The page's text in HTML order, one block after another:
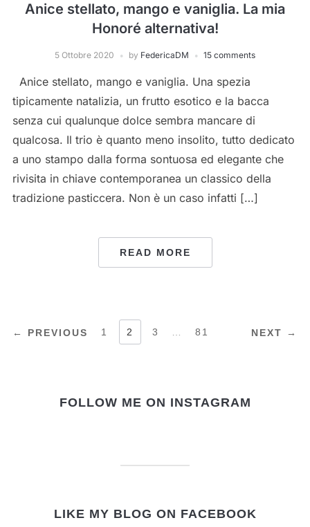
Anice stellato, mango e vaniglia. La mia
Honoré alternativa!
5 Ottobre 2020 by FedericaDM 15 comments
Anice stellato, mango e vaniglia. Una spezia
tipicamente natalizia, un frutto esotico e la bacca
senza cui qualunque dolce sembra mancare di
qualcosa. Il trio è quanto meno insolito, tutto dedicato
a uno stampo dalla forma sontuosa ed elegante che
rivisita in chiave contemporanea un classico della
tradizione pasticcera. Non è un caso infatti […]
READ MORE
NAVIGAZIONE
← PREVIOUS 1 2 3 81 NEXT →
FOLLOW ME ON INSTAGRAM
LIKE MY BLOG ON FACEBOOK